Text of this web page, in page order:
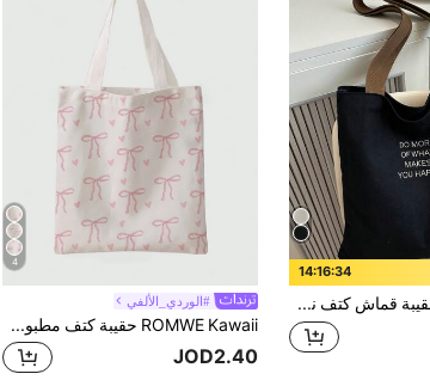
14:16:33
1 قطعة حقيبة قماش كتف نسائية ذات طباعة أحرف سوداء، حقيبة ظهر بسيطة للدراسة والمدرسة للطلاب، حقيبة سعة كبيرة منظمة للسفر والمستندات، حقيبة مدرسية فنية للمراهقين، حقيبة كتب للنساء والطلاب، مثالية للكتب والتسوق والعودة إلى المدرسة وأكثر
4
#الوردي_الألفي
ROMWE Kawaii حقيبة كتف مطبوعة على قماش مزدوج الوجه بنمط الفراشة والقلب مع فيونكة، حقيبة تسوق كبيرة، أفكار إلهام خريفية رائعة، حقيبة يد عصرية للنساء، حقيبة شاطئ
JOD2.40